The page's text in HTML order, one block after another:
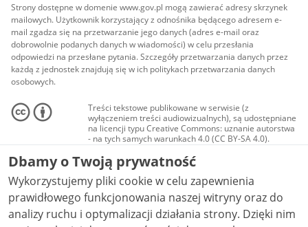
Strony dostępne w domenie www.gov.pl mogą zawierać adresy skrzynek
mailowych. Użytkownik korzystający z odnośnika będącego adresem e-
mail zgadza się na przetwarzanie jego danych (adres e-mail oraz
dobrowolnie podanych danych w wiadomości) w celu przesłania
odpowiedzi na przesłane pytania. Szczegóły przetwarzania danych przez
każdą z jednostek znajdują się w ich politykach przetwarzania danych
osobowych.
Treści tekstowe publikowane w serwisie (z
wyłączeniem treści audiowizualnych), są udostępniane
na licencji typu Creative Commons: uznanie autorstwa
- na tych samych warunkach 4.0 (CC BY-SA 4.0).
Materiały audiowizualne, w tym zdjęcia, materiały
audio i wideo, są udostępniane na licencji typu
Creative Commons: uznanie autorstwa użycie
niekomercyjne - bez utworów zależnych 4.0 (CC BY-
NC-ND 4.0), o ile nie jest to stwierdzone inaczej.
Dbamy o Twoją prywatność
Wykorzystujemy pliki cookie w celu zapewnienia
prawidłowego funkcjonowania naszej witryny oraz do
analizy ruchu i optymalizacji działania strony. Dzięki nim